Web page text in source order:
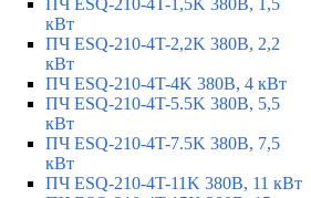
ПЧ ESQ-210-4T-1,5K 380В, 1,5
кВт
ПЧ ESQ-210-4T-2,2K 380В, 2,2
кВт
ПЧ ESQ-210-4T-4K 380В, 4 кВт
ПЧ ESQ-210-4T-5.5K 380В, 5,5
кВт
ПЧ ESQ-210-4T-7.5K 380В, 7,5
кВт
ПЧ ESQ-210-4T-11K 380В, 11 кВт